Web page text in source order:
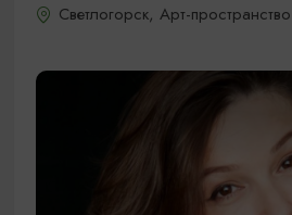
Светлогорск, Арт-